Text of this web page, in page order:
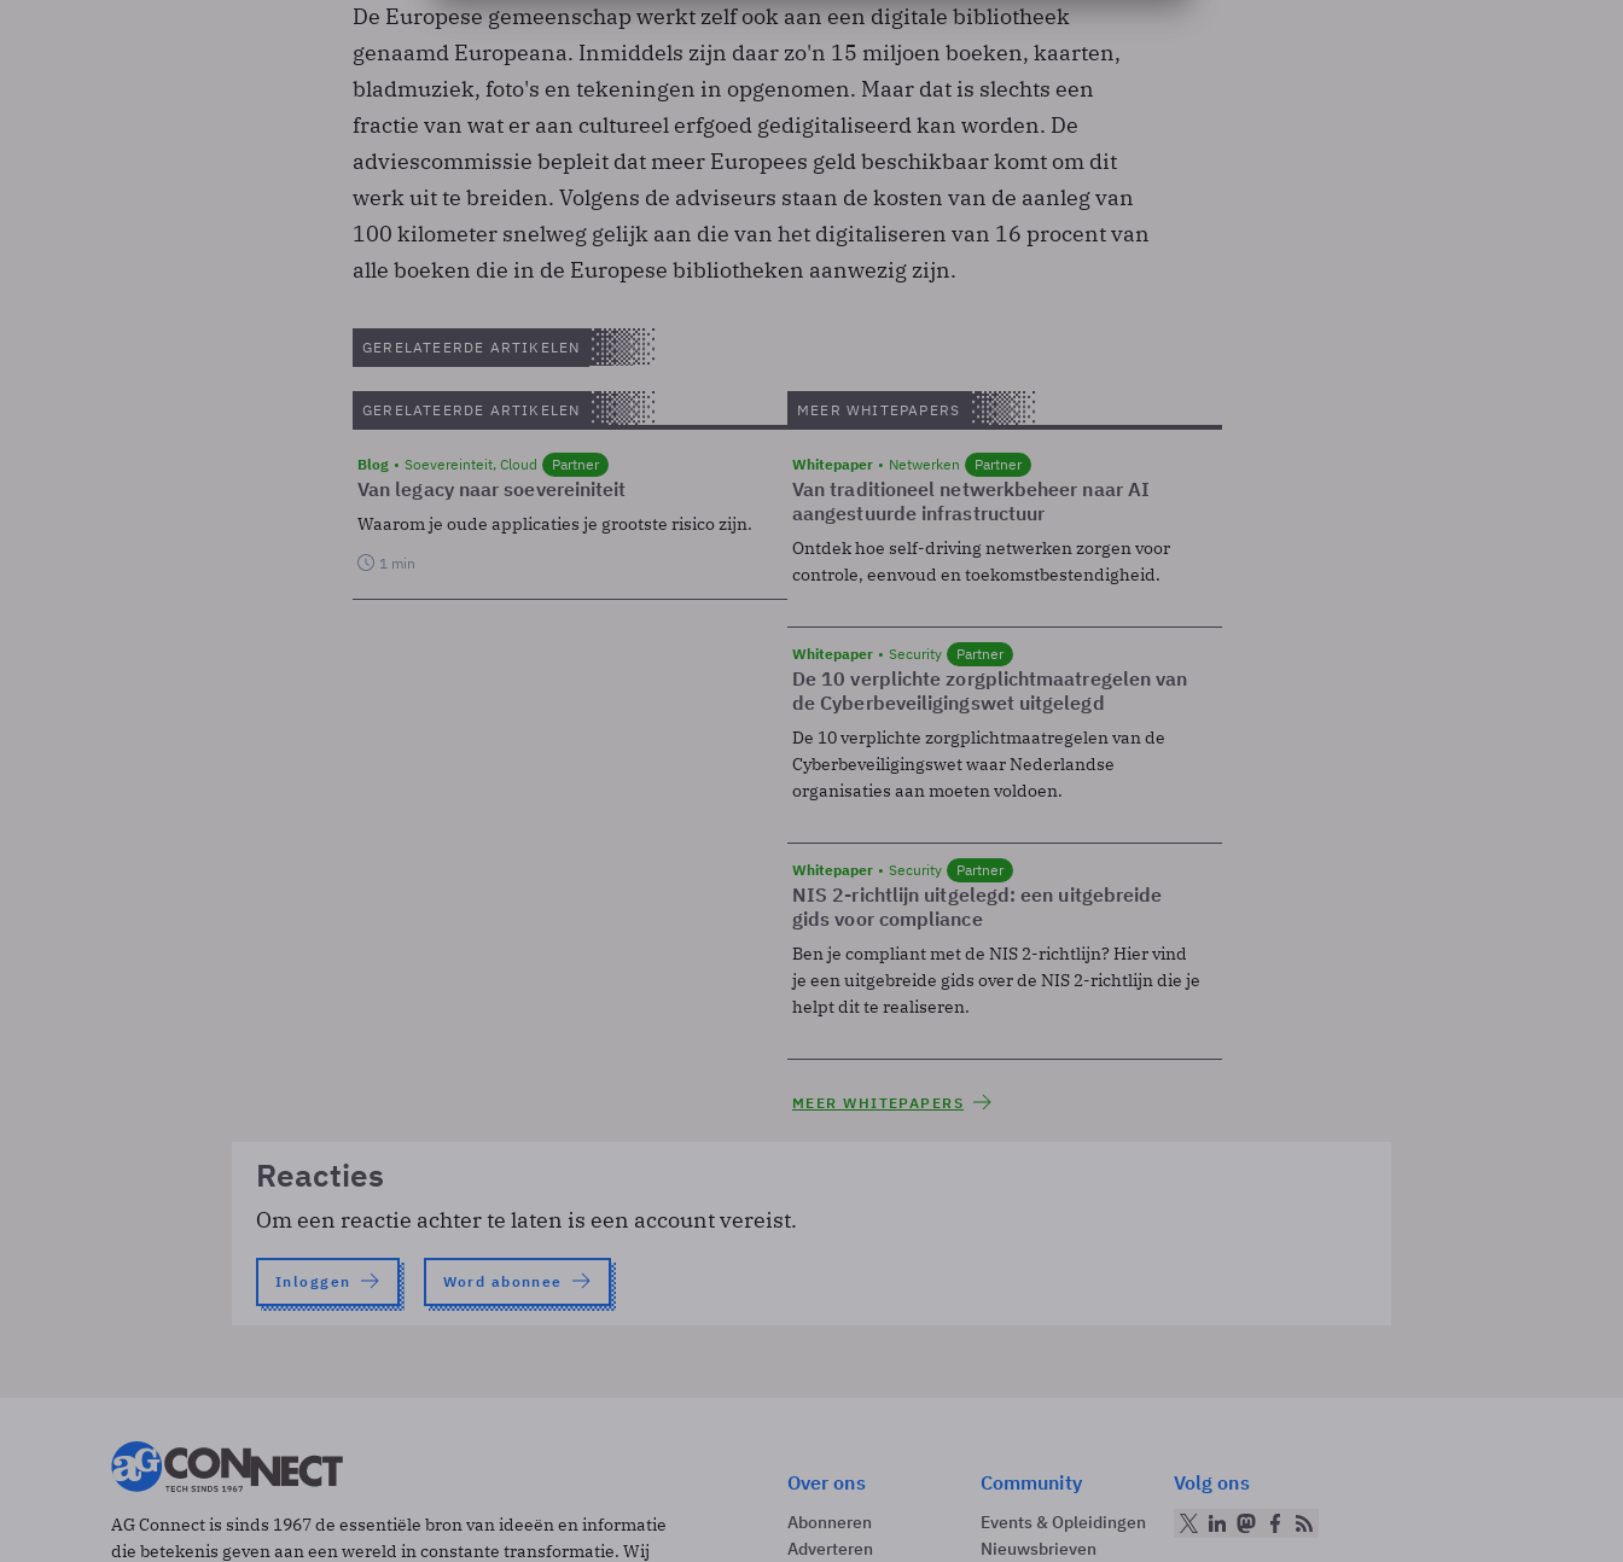
De Europese gemeenschap werkt zelf ook aan een digitale bibliotheek
genaamd Europeana. Inmiddels zijn daar zo'n 15 miljoen boeken, kaarten,
bladmuziek, foto's en tekeningen in opgenomen. Maar dat is slechts een
fractie van wat er aan cultureel erfgoed gedigitaliseerd kan worden. De
adviescommissie bepleit dat meer Europees geld beschikbaar komt om dit
werk uit te breiden. Volgens de adviseurs staan de kosten van de aanleg van
100 kilometer snelweg gelijk aan die van het digitaliseren van 16 procent van
alle boeken die in de Europese bibliotheken aanwezig zijn.
GERELATEERDE ARTIKELEN
GERELATEERDE ARTIKELEN
Blog Soevereinteit, Cloud Partner
Van legacy naar soevereiniteit
Waarom je oude applicaties je grootste risico zijn.
1 min
MEER WHITEPAPERS
Whitepaper Netwerken Partner
Van traditioneel netwerkbeheer naar AI
aangestuurde infrastructuur
Ontdek hoe self-driving netwerken zorgen voor
controle, eenvoud en toekomstbestendigheid.
Whitepaper Security Partner
De 10 verplichte zorgplichtmaatregelen van
de Cyberbeveiligingswet uitgelegd
De 10 verplichte zorgplichtmaatregelen van de
Cyberbeveiligingswet waar Nederlandse
organisaties aan moeten voldoen.
Whitepaper Security Partner
NIS 2-richtlijn uitgelegd: een uitgebreide
gids voor compliance
Ben je compliant met de NIS 2-richtlijn? Hier vind
je een uitgebreide gids over de NIS 2-richtlijn die je
helpt dit te realiseren.
MEER WHITEPAPERS
Reacties
Om een reactie achter te laten is een account vereist.
Inloggen Word abonnee
AG Connect is sinds 1967 de essentiële bron van ideeën en informatie
die betekenis geven aan een wereld in constante transformatie. Wij
Over ons
Abonneren
Adverteren
Community
Events & Opleidingen
Nieuwsbrieven
Volg ons